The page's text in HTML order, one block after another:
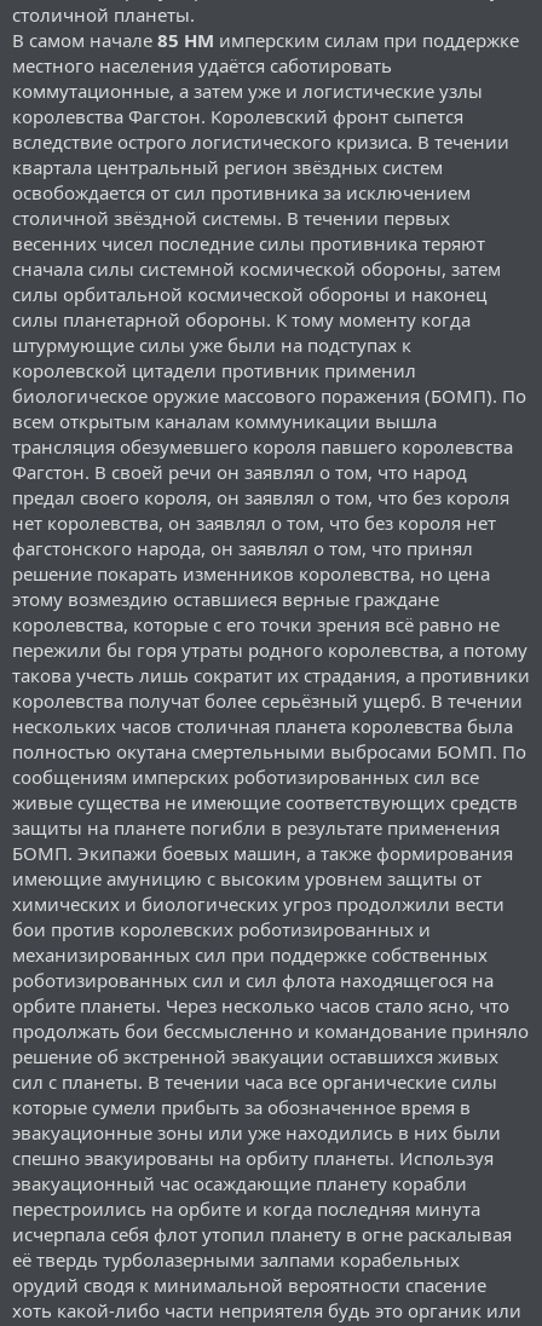
столичной планеты.
В самом начале 85 НМ имперским силам при поддержке
местного населения удаётся саботировать
коммутационные, а затем уже и логистические узлы
королевства Фагстон. Королевский фронт сыпется
вследствие острого логистического кризиса. В течении
квартала центральный регион звёздных систем
освобождается от сил противника за исключением
столичной звёздной системы. В течении первых
весенних чисел последние силы противника теряют
сначала силы системной космической обороны, затем
силы орбитальной космической обороны и наконец
силы планетарной обороны. К тому моменту когда
штурмующие силы уже были на подступах к
королевской цитадели противник применил
биологическое оружие массового поражения (БОМП). По
всем открытым каналам коммуникации вышла
трансляция обезумевшего короля павшего королевства
Фагстон. В своей речи он заявлял о том, что народ
предал своего короля, он заявлял о том, что без короля
нет королевства, он заявлял о том, что без короля нет
фагстонского народа, он заявлял о том, что принял
решение покарать изменников королевства, но цена
этому возмездию оставшиеся верные граждане
королевства, которые с его точки зрения всё равно не
пережили бы горя утраты родного королевства, а потому
такова учесть лишь сократит их страдания, а противники
королевства получат более серьёзный ущерб. В течении
нескольких часов столичная планета королевства была
полностью окутана смертельными выбросами БОМП. По
сообщениям имперских роботизированных сил все
живые существа не имеющие соответствующих средств
защиты на планете погибли в результате применения
БОМП. Экипажи боевых машин, а также формирования
имеющие амуницию с высоким уровнем защиты от
химических и биологических угроз продолжили вести
бои против королевских роботизированных и
механизированных сил при поддержке собственных
роботизированных сил и сил флота находящегося на
орбите планеты. Через несколько часов стало ясно, что
продолжать бои бессмысленно и командование приняло
решение об экстренной эвакуации оставшихся живых
сил с планеты. В течении часа все органические силы
которые сумели прибыть за обозначенное время в
эвакуационные зоны или уже находились в них были
спешно эвакуированы на орбиту планеты. Используя
эвакуационный час осаждающие планету корабли
перестроились на орбите и когда последняя минута
исчерпала себя флот утопил планету в огне раскалывая
её твердь турболазерными залпами корабельных
орудий сводя к минимальной вероятности спасение
хоть какой-либо части неприятеля будь это органик или